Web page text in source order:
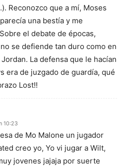
Reconozco que a mí, Moses
una bestía y me
el debate de épocas,
se defiende tan duro como en
La defensa que le hacían
era de juzgado de guardía, qué
Lost!!
10:23
de Mo Malone un jugador
creo yo, Yo vi jugar a Wilt,
jovenes jajaja por suerte